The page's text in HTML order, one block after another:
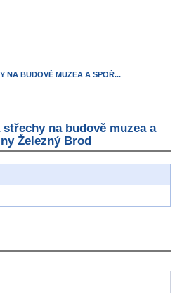
NA BUDOVĚ MUZEA A SPOŘ...
střechy na budově muzea a
Železný Brod